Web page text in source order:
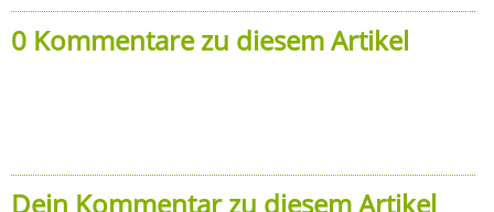
0 Kommentare zu diesem Artikel
Dein Kommentar zu diesem Artikel